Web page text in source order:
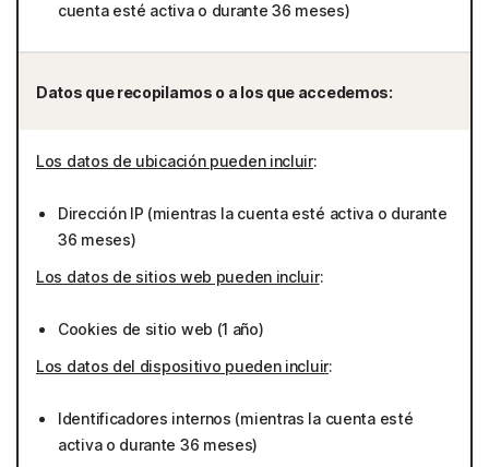
cuenta esté activa o durante 36 meses)
Datos que recopilamos o a los que accedemos:
Los datos de ubicación pueden incluir:
Dirección IP (mientras la cuenta esté activa o durante
36 meses)
Los datos de sitios web pueden incluir:
Cookies de sitio web (1 año)
Los datos del dispositivo pueden incluir:
Identificadores internos (mientras la cuenta esté
activa o durante 36 meses)